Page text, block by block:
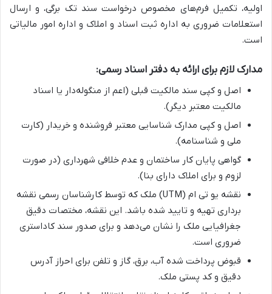
اولیه، تکمیل فرم‌های مخصوص درخواست سند تک برگی، و ارسال
استعلامات ضروری به اداره ثبت اسناد و املاک و اداره امور مالیاتی
است.
مدارک لازم برای ارائه به دفتر اسناد رسمی:
اصل و کپی سند مالکیت قبلی (اعم از منگوله‌دار یا اسناد
مالکیت معتبر دیگر).
اصل و کپی مدارک شناسایی معتبر فروشنده و خریدار (کارت
ملی و شناسنامه).
گواهی پایان کار ساختمان و عدم خلافی شهرداری (در صورت
لزوم و برای املاک دارای بنا).
نقشه یو تی ام (UTM) ملک که توسط کارشناسان رسمی نقشه
برداری تهیه و تایید شده باشد. این نقشه، مختصات دقیق
جغرافیایی ملک را نشان می‌دهد و برای صدور سند کاداستری
ضروری است.
قبوض پرداخت شده آب، برق، گاز و تلفن برای احراز آدرس
دقیق و کد پستی ملک.